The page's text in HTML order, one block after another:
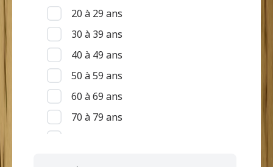
20 à 29 ans
30 à 39 ans
40 à 49 ans
50 à 59 ans
60 à 69 ans
70 à 79 ans